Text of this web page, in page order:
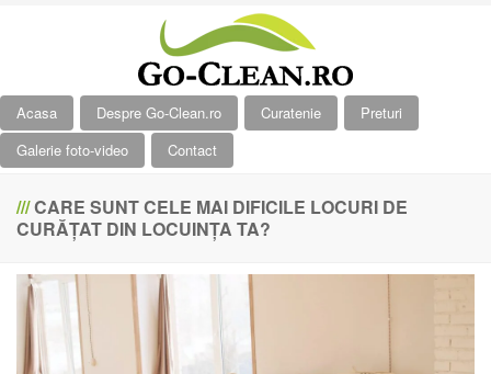
Acasa Despre Go-Clean.ro Curatenie
Preturi
Galerie foto-video
Contact
///CARE SUNT CELE MAI DIFICILE LOCURI DE
CURĂȚAT DIN LOCUINȚA TA?